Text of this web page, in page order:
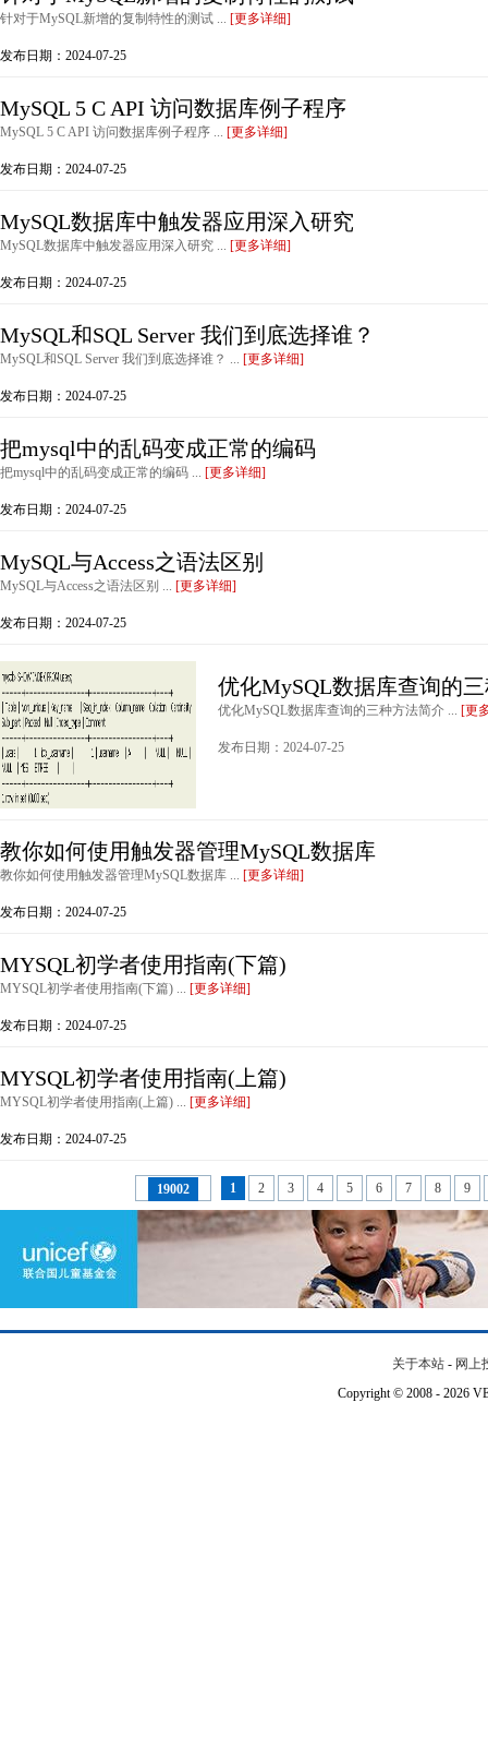
针对于MySQL新增的复制特性的测试 ... [更多详细]
发布日期：2024-07-25
MySQL 5 C API 访问数据库例子程序
MySQL 5 C API 访问数据库例子程序 ... [更多详细]
发布日期：2024-07-25
MySQL数据库中触发器应用深入研究
MySQL数据库中触发器应用深入研究 ... [更多详细]
发布日期：2024-07-25
MySQL和SQL Server 我们到底选择谁？
MySQL和SQL Server 我们到底选择谁？ ... [更多详细]
发布日期：2024-07-25
把mysql中的乱码变成正常的编码
把mysql中的乱码变成正常的编码 ... [更多详细]
发布日期：2024-07-25
MySQL与Access之语法区别
MySQL与Access之语法区别 ... [更多详细]
发布日期：2024-07-25
优化MySQL数据库查询的
优化MySQL数据库查询的三种方法简介 ... [更
发布日期：2024-07-25
教你如何使用触发器管理MySQL数据库
教你如何使用触发器管理MySQL数据库 ... [更多详细]
发布日期：2024-07-25
MYSQL初学者使用指南(下篇)
MYSQL初学者使用指南(下篇) ... [更多详细]
发布日期：2024-07-25
MYSQL初学者使用指南(上篇)
MYSQL初学者使用指南(上篇) ... [更多详细]
发布日期：2024-07-25
19002 1 2 3 4 5 6 7 8 9
关于本站 - 网上
Copyright © 2008 - 2026